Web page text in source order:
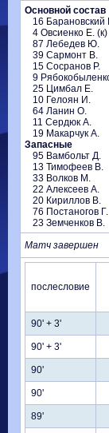
Основной состав
16 Барановский
4 Овсиенко Е. (к)
87 Лебедев Ю.
39 Сармонт В.
15 Сосранов Р.
9
25 Цимбал Е.
10 Гелоян И.
64 Ланин О.
11 Сердюк А.
19 Макарчук А.
Запасные
95 Вамбольт Д.
13 Тимофеев В.
33 Волков М.
22 Алексеев А.
20 Кириллов В.
76 Постаногов Г.
23 Земченков В.
Матч завершен
послесловие
90' + 3'
90' + 3'
90'
90'
89'